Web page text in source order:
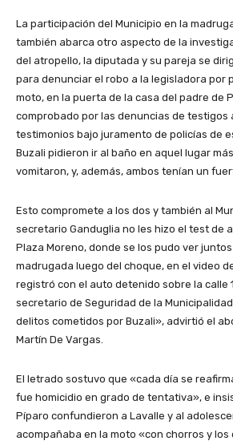
La participación del Municipio en la
también abarca otro aspecto de la
del atropello, la diputada y su pareja se
para denunciar el robo a la legisladora por
moto, en la puerta de la casa del padre de
comprobado por las denuncias de testigos
testimonios bajo juramento de policías de
Buzali pidieron ir al baño en aquel lugar
vomitaron, y, además, ambos tenían un
Esto compromete a los dos y también al
secretario Ganduglia no les hizo el test de
Plaza Moreno, donde se los pudo ver
madrugada luego del choque, en el video
registró con el auto detenido sobre la calle
secretario de Seguridad de la
delitos cometidos por Buzali», advirtió el
Martín De Vargas.
El letrado sostuvo que «cada día se
fue homicidio en grado de tentativa», e
Píparo confundieron a Lavalle y al
acompañaba en la moto «con chorros y